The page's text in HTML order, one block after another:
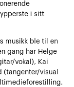
i sitt
musikk ble til en
gang har Helge
vokal), Kai
(tangenter/visual